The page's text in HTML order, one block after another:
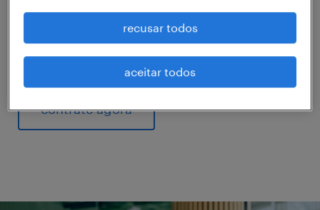
acelerar os seus projetos, garantindo
assertividade em contratações permanentes
ou temporárias.
contrate agora
recusar todos
aceitar todos